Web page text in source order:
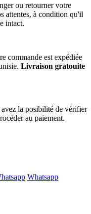
ou retourner votre
attentes, à condition qu'il
intact.
commande est expédiée
Livraison gratouite
la posibilité de vérifier
au paiement.
Whatsapp